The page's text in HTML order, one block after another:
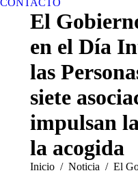
CONTACTO
El
en el Día
las
siete
impulsan
la acogida
Estás aquí:
Inicio Noticia El